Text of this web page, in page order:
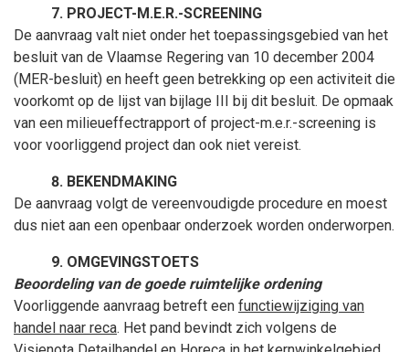
PROJECT-M.E.R.-SCREENING
De aanvraag valt niet onder het toepassingsgebied van het
besluit van de Vlaamse Regering van 10 december 2004
(MER-besluit) en heeft geen betrekking op een activiteit die
voorkomt op de lijst van bijlage III bij dit besluit. De opmaak
van een milieueffectrapport of project-m.e.r.-screening is
voor voorliggend project dan ook niet vereist.
BEKENDMAKING
De aanvraag volgt de vereenvoudigde procedure en moest
dus niet aan een openbaar onderzoek worden onderworpen.
OMGEVINGSTOETS
Beoordeling van de goede ruimtelijke ordening
Voorliggende aanvraag betreft een functiewijziging van
handel naar reca. Het pand bevindt zich volgens de